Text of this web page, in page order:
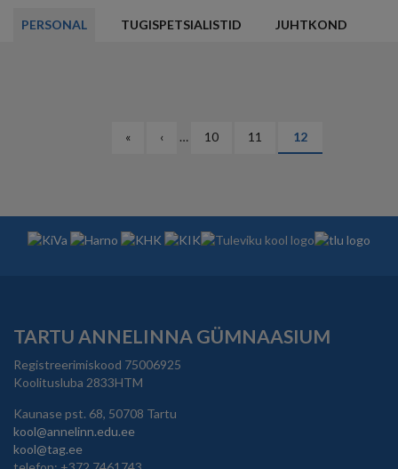
PERSONAL TUGISPETSIALISTID JUHTKOND
Esimene
«
Eelmine
‹ … Lehekülg
10 Lehekülg
11
Eesolev
leht
12
TARTU ANNELINNA GÜMNAASIUM
Registreerimiskood 75006925
Koolitusluba 2833HTM
Kaunase pst. 68, 50708 Tartu
kool@annelinn.edu.ee
kool@tag.ee